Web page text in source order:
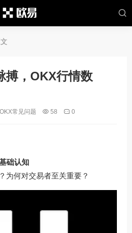
搏，OKX行情数
OKX常见问题 58 0
础认知
为何对交易者至关重要？